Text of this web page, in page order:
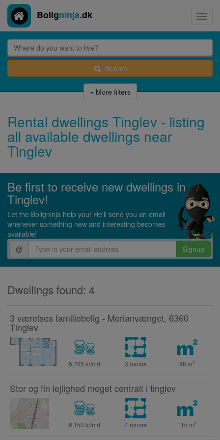
Boligninja.dk
Search
More filters
Rental dwellings Tinglev - listing
all available dwellings near
Tinglev
Be first to receive new dwellings in
Tinglev!
Let the Boligninja help you! He'll send you an email
whenever something new and interesting becomes
available!
@
Signup
Dwellings found: 4
3 værelses familiebolig - Merianvænget, 6360
Tinglev
5,705 kr/md 3 rooms 88 m2
Stor og fin lejlighed meget centralt i tinglev
6,150 kr/md 4 rooms 115 m2